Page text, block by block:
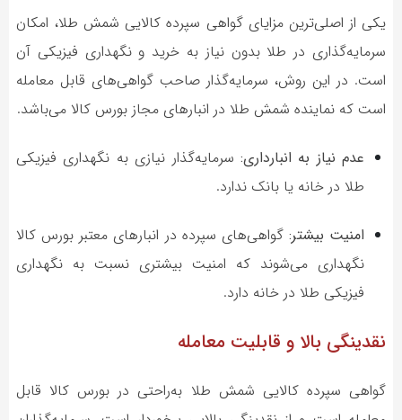
یکی از اصلی‌ترین مزایای گواهی سپرده کالایی شمش طلا، امکان
سرمایه‌گذاری در طلا بدون نیاز به خرید و نگهداری فیزیکی آن
است. در این روش، سرمایه‌گذار صاحب گواهی‌های قابل معامله
است که نماینده شمش طلا در انبارهای مجاز بورس کالا می‌باشد.
عدم نیاز به انبارداری: سرمایه‌گذار نیازی به نگهداری فیزیکی
طلا در خانه یا بانک ندارد.
امنیت بیشتر: گواهی‌های سپرده در انبارهای معتبر بورس کالا
نگهداری می‌شوند که امنیت بیشتری نسبت به نگهداری
فیزیکی طلا در خانه دارد.
نقدینگی بالا و قابلیت معامله
گواهی سپرده کالایی شمش طلا به‌راحتی در بورس کالا قابل